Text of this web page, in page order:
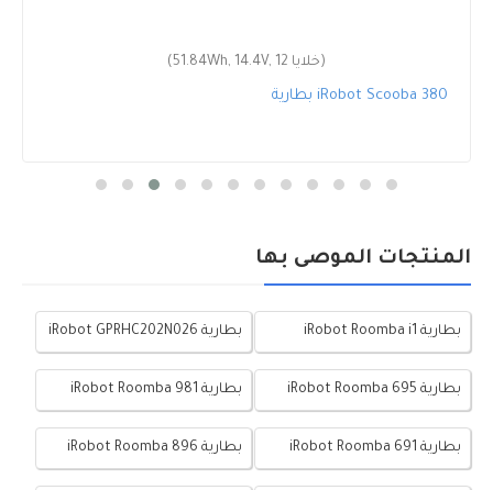
(51.84Wh, 14.4V, 12 خلايا)
بطارية iRobot Scooba 380
المنتجات الموصى بها
بطارية iRobot Roomba i1 بطارية iRobot GPRHC202N026
بطارية iRobot Roomba 695 بطارية iRobot Roomba 981
بطارية iRobot Roomba 691 بطارية iRobot Roomba 896